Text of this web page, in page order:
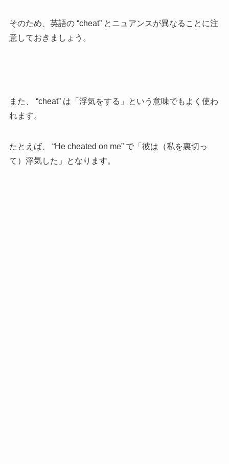
そのため、英語の “cheat” とニュアンスが異なることに注
意しておきましょう。
また、 “cheat” は「浮気をする」という意味でもよく使わ
れます。
たとえば、 “He cheated on me” で「彼は（私を裏切っ
て）浮気した」となります。